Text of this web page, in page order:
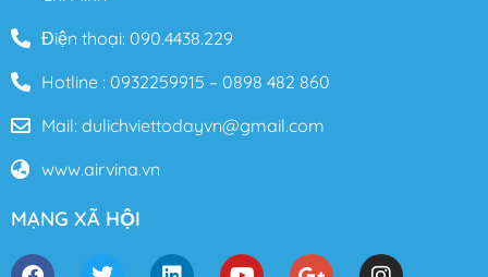
Điện thoại: 090.4438.229
Hotline : 0932259915 – 0898 482 860
Mail: dulichviettodayvn@gmail.com
www.airvina.vn
MẠNG XÃ HỘI